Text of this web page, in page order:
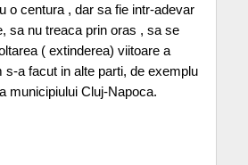
o centura , dar sa fie intr-adevar
sa nu treaca prin oras , sa se
( extinderea) viitoare a
s-a facut in alte parti, de exemplu
municipiului Cluj-Napoca.